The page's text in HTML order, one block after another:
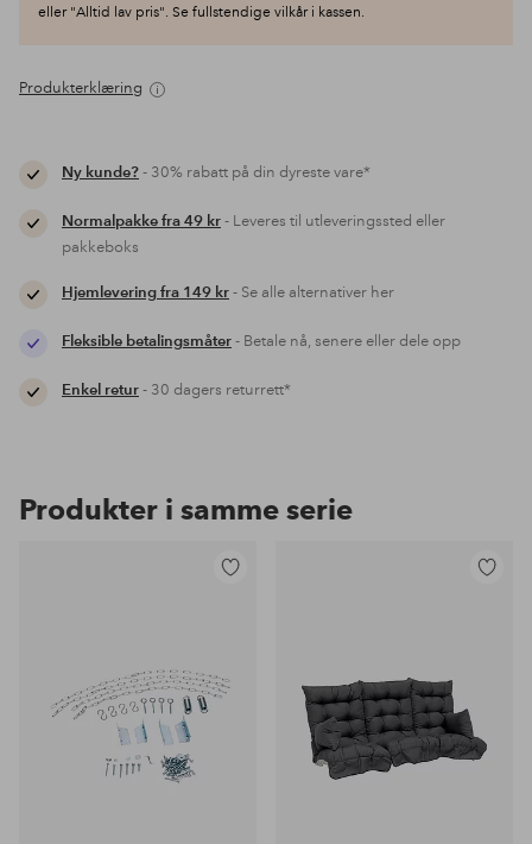
eller "Alltid lav pris". Se fullstendige vilkår i kassen.
Produkterklæring
Ny kunde?- 30% rabatt på din dyreste vare*
Normalpakke fra 49 kr- Leveres til utleveringssted eller
pakkeboks
Hjemlevering fra 149 kr- Se alle alternativer her
Fleksible betalingsmåter- Betale nå, senere eller dele opp
Enkel retur- 30 dagers returrett*
Produkter i samme serie